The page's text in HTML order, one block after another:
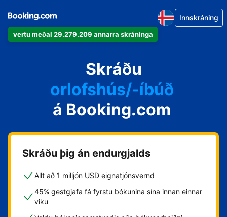
Vertu meðal 29.279.209 annarra skráninga
Innskráning
Skráðu
íbúðina þína
hótelið þitt
orlofshús/-íbúð
gistihúsið þitt
gistiheimilið þitt
á Booking.com
Skráðu þig án endurgjalds
Allt að 1 milljón USD eignatjónsvernd
45% gestgjafa fá fyrstu bókunina sína innan einnar
viku